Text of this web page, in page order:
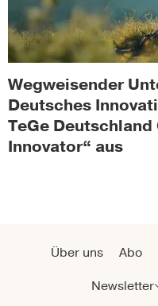
Wegweisender
Deutsches
TeGe
Innovator“ aus
Über uns Abo
Newsletter